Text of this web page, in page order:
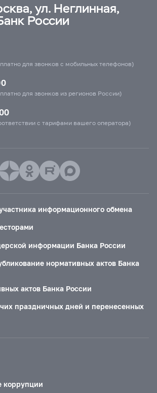
ул. Неглинная,
России
для звонков с мобильных телефонов)
для звонков из регионов России)
с тарифами вашего оператора)
информационного обмена
информации Банка России
нормативных актов Банка
актов Банка России
праздничных дней и перенесенных
коррупции